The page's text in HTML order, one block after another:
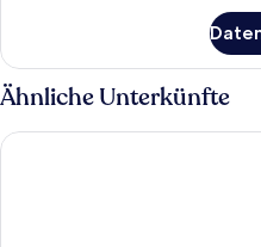
ONE
BEDROOM
2
ADULTS
Ähnliche Unterkünfte
Aparthotel Beach Club